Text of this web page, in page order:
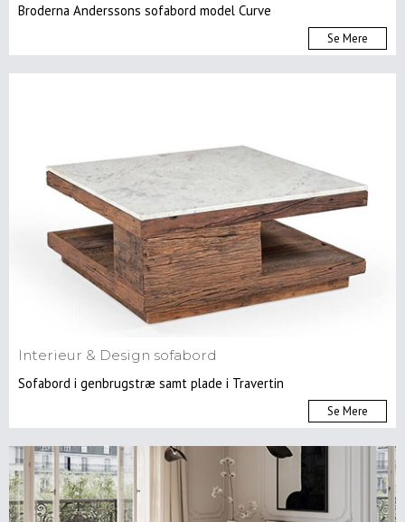
Broderna Anderssons sofabord model Curve
Se Mere
Interieur & Design sofabord
Sofabord i genbrugstræ samt plade i Travertin
Se Mere